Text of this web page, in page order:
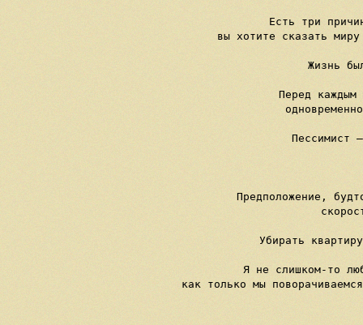
Есть три
вы хотите сказать
Жизнь
Перед
Пессимист
Предположение,
Убирать
Я не слишком-то
как только мы